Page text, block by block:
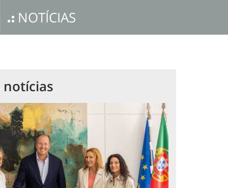
NOTÍCIAS